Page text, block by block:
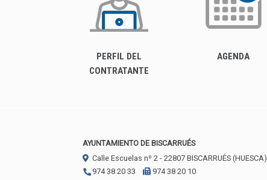
PERFIL DEL
CONTRATANTE
AGENDA
AYUNTAMIENTO DE BISCARRUÉS
Calle Escuelas nº 2 - 22807 BISCARRUÉS (HUESCA)
974 38 20 33
974 38 20 10